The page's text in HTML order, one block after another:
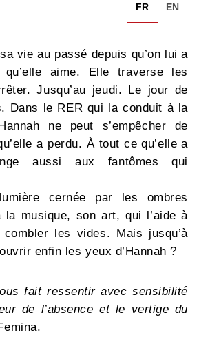
FR EN
vie au passé depuis qu’on lui a
qu’elle aime. Elle traverse les
Jusqu’au jeudi. Le jour de
Dans le RER qui la conduit à la
ne peut s’empêcher de
a perdu. À tout ce qu’elle a
aussi aux fantômes qui
cernée par les ombres
la musique, son art, qui l’aide à
les vides. Mais jusqu’à
enfin les yeux d’Hannah ?
fait ressentir avec sensibilité
de l’absence et le vertige du